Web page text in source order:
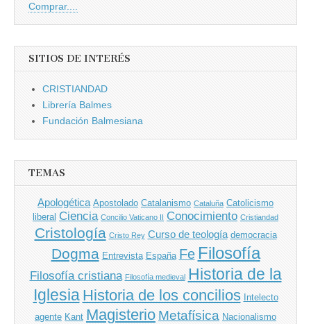
Comprar....
SITIOS DE INTERÉS
CRISTIANDAD
Librería Balmes
Fundación Balmesiana
TEMAS
Apologética Apostolado Catalanismo Cataluña Catolicismo
liberal Ciencia Concilio Vaticano II Conocimiento Cristiandad
Cristología Cristo Rey Curso de teología democracia
Dogma Entrevista España Fe Filosofía
Filosofía cristiana Filosofía medieval Historia de la
Iglesia Historia de los concilios Intelecto
agente Kant Magisterio Metafísica Nacionalismo